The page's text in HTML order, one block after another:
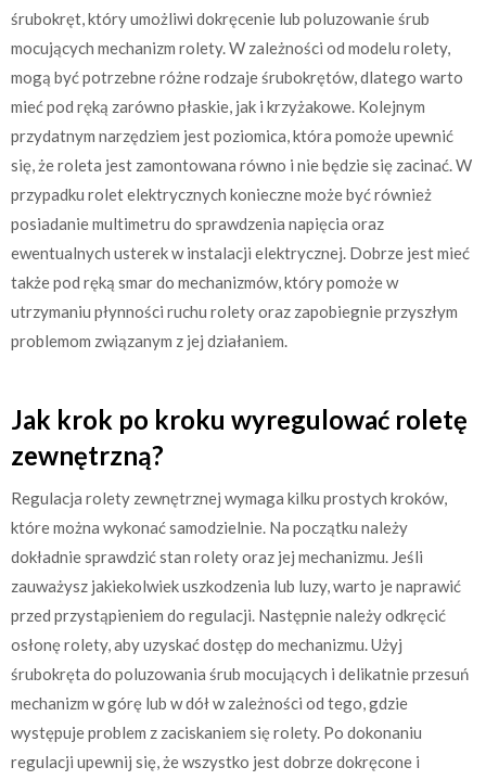
śrubokręt, który umożliwi dokręcenie lub poluzowanie śrub
mocujących mechanizm rolety. W zależności od modelu rolety,
mogą być potrzebne różne rodzaje śrubokrętów, dlatego warto
mieć pod ręką zarówno płaskie, jak i krzyżakowe. Kolejnym
przydatnym narzędziem jest poziomica, która pomoże upewnić
się, że roleta jest zamontowana równo i nie będzie się zacinać. W
przypadku rolet elektrycznych konieczne może być również
posiadanie multimetru do sprawdzenia napięcia oraz
ewentualnych usterek w instalacji elektrycznej. Dobrze jest mieć
także pod ręką smar do mechanizmów, który pomoże w
utrzymaniu płynności ruchu rolety oraz zapobiegnie przyszłym
problemom związanym z jej działaniem.
Jak krok po kroku wyregulować roletę
zewnętrzną?
Regulacja rolety zewnętrznej wymaga kilku prostych kroków,
które można wykonać samodzielnie. Na początku należy
dokładnie sprawdzić stan rolety oraz jej mechanizmu. Jeśli
zauważysz jakiekolwiek uszkodzenia lub luzy, warto je naprawić
przed przystąpieniem do regulacji. Następnie należy odkręcić
osłonę rolety, aby uzyskać dostęp do mechanizmu. Użyj
śrubokręta do poluzowania śrub mocujących i delikatnie przesuń
mechanizm w górę lub w dół w zależności od tego, gdzie
występuje problem z zaciskaniem się rolety. Po dokonaniu
regulacji upewnij się, że wszystko jest dobrze dokręcone i